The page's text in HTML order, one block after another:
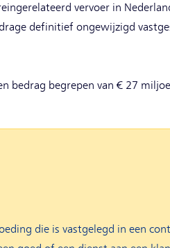
vervoer in
definitief ongewijzigd
bedrag begrepen van € 27
die is vastgelegd in een